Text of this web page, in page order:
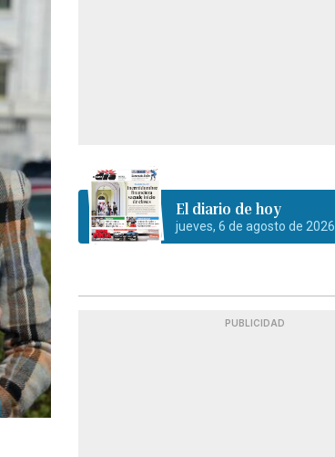
El diario de hoy
jueves, 6 de agosto de 2026
PUBLICIDAD